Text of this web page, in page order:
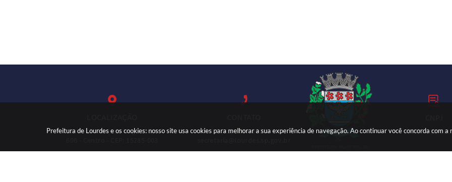
Prefeitura de Lourdes e os cookies: nosso site usa cookies para melhorar a sua experiência de navegação. Ao continuar você concorda com a
Rua: José Marques Nogueira, nº
(18) 3699-9000
59.767.921/